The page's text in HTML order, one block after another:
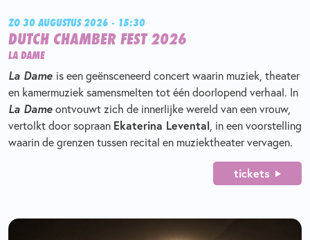
ZO 30 AUGUSTUS 2026 - 15:30
DUTCH CHAMBER FEST 2026
LA DAME
La Dame is een geënsceneerd concert waarin muziek, theater
en kamermuziek samensmelten tot één doorlopend verhaal. In
La Dame ontvouwt zich de innerlijke wereld van een vrouw,
vertolkt door sopraan Ekaterina Levental, in een voorstelling
waarin de grenzen tussen recital en muziektheater vervagen.
tickets